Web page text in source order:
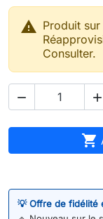
 Produit
Consulter.
 

💡 Offre de fidélité